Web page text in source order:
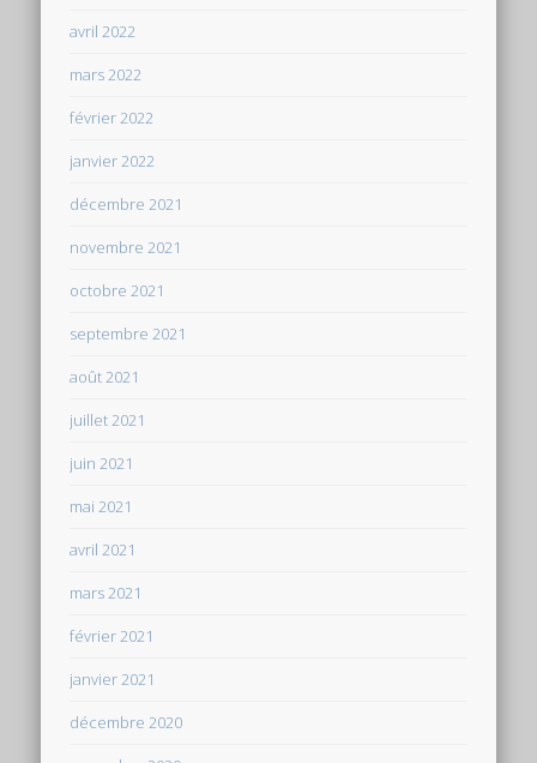
avril 2022
mars 2022
février 2022
janvier 2022
décembre 2021
novembre 2021
octobre 2021
septembre 2021
août 2021
juillet 2021
juin 2021
mai 2021
avril 2021
mars 2021
février 2021
janvier 2021
décembre 2020